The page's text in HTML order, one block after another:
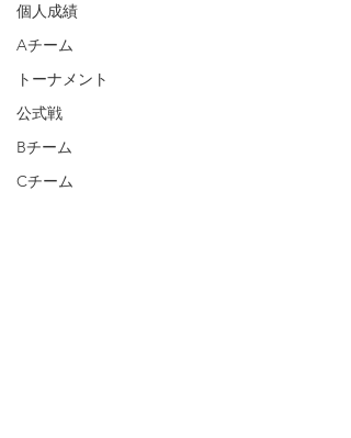
個人成績
Aチーム
トーナメント
公式戦
Bチーム
Cチーム